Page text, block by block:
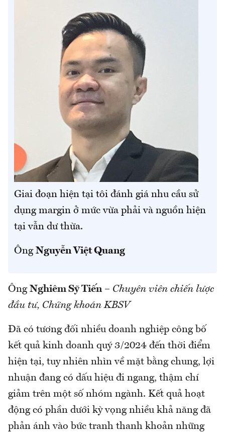
Giai đoạn hiện tại tôi đánh giá nhu cầu sử
dụng margin ở mức vừa phải và nguồn hiện
tại vẫn dư thừa.
Ông Nguyễn Việt Quang
Ông Nghiêm Sỹ Tiến– Chuyên viên chiến lược
đầu tư, Chứng khoán KBSV
Đã có tương đối nhiều doanh nghiệp công bố
kết quả kinh doanh quý 3/2024 đến thời điểm
hiện tại, tuy nhiên nhìn về mặt bằng chung, lợi
nhuận đang có dấu hiệu đi ngang, thậm chí
giảm trên một số nhóm ngành. Kết quả hoạt
động có phần dưới kỳ vọng nhiều khả năng đã
phản ánh vào bức tranh thanh khoản những